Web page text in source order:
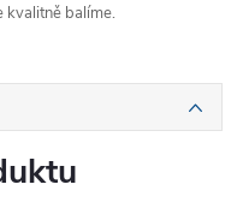
kvalitně balíme.